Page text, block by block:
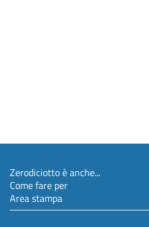
Zerodiciotto è anche...
Come fare per
Area stampa